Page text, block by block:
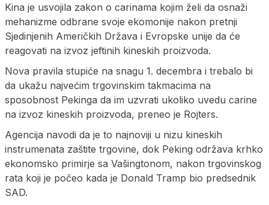
Kina je usvojila zakon o carinama kojim želi da osnaži
mehanizme odbrane svoje ekomonije nakon pretnji
Sjedinjenih Američkih Država i Evropske unije da će
reagovati na izvoz jeftinih kineskih proizvoda.
Nova pravila stupiće na snagu 1. decembra i trebalo bi
da ukažu najvećim trgovinskim takmacima na
sposobnost Pekinga da im uzvrati ukoliko uvedu carine
na izvoz kineskih proizvoda, preneo je Rojters.
Agencija navodi da je to najnoviji u nizu kineskih
instrumenata zaštite trgovine, dok Peking održava krhko
ekonomsko primirje sa Vašingtonom, nakon trgovinskog
rata koji je počeo kada je Donald Tramp bio predsednik
SAD.